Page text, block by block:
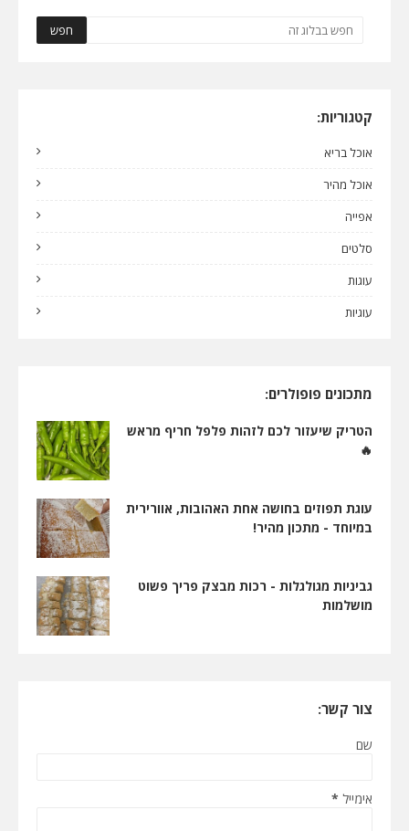
קטגוריות:
אוכל בריא
אוכל מהיר
אפייה
סלטים
עוגות
עוגיות
מתכונים פופולרים:
הטריק שיעזור לכם לזהות פלפל חריף מראש
🔥
עוגת תפוזים בחושה אחת האהובות, אוורירית
במיוחד - מתכון מהיר!
גביניות מגולגלות - רכות מבצק פריך פשוט
מושלמות
צור קשר:
שם
אימייל *